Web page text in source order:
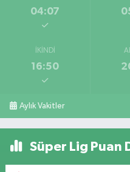
04:07
İKINDI
16:50
Aylık Vakitler
Süper Lig Puan